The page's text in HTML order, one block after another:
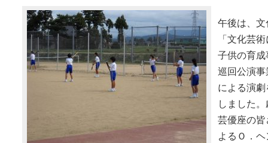
午後は、
「文化芸
子供の育
巡回公演
による演
しました
芸優座の
よるＯ．